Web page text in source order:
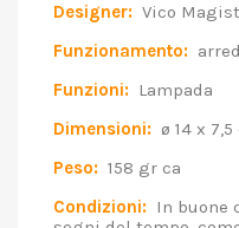
Designer: Vico
Funzionamento:
Funzioni: Lampada
Dimensioni: ø 14 x
Peso: 158 gr ca
Condizioni: In buone